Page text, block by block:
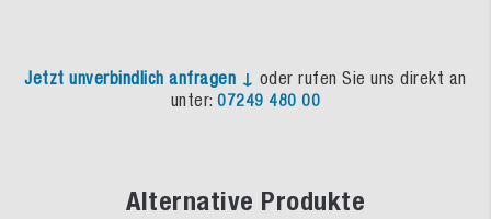
Jetzt unverbindlich anfragen ↓ oder rufen Sie uns direkt an
unter:07249 480 00
Alternative Produkte